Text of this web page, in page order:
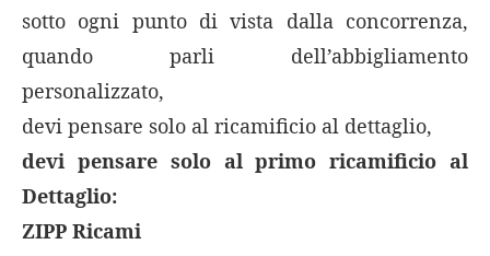
sotto ogni punto di vista dalla concorrenza,
quando parli dell’abbigliamento
personalizzato,
devi pensare solo al ricamificio al dettaglio,
devi pensare solo al primo ricamificio al
Dettaglio:
ZIPP Ricami